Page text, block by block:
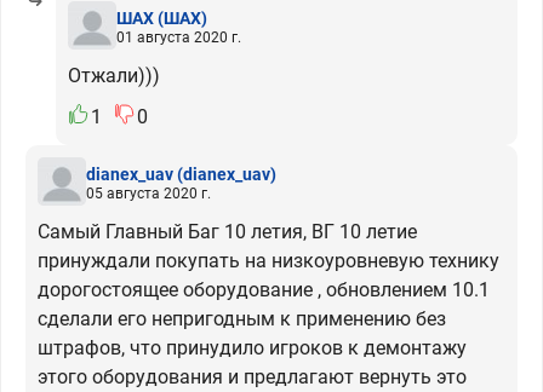
ШАХ(ШАХ)
01 августа 2020 г.
Отжали)))
1
0
dianex_uav(dianex_uav)
05 августа 2020 г.
Самый Главный Баг 10 летия, ВГ 10 летие
принуждали покупать на низкоуровневую технику
дорогостоящее оборудование , обновлением 10.1
сделали его непригодным к применению без
штрафов, что принудило игроков к демонтажу
этого оборудования и предлагают вернуть это